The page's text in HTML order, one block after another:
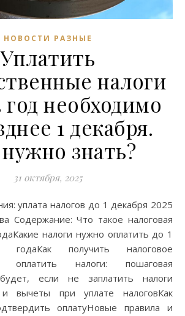
НОВОСТИ РАЗНЫЕ
Уплатить
налоги
год необходимо
1 декабря.
знать?
31 октября, 2025
Содержание: Что такое налоговая
налоги нужно оплатить до 1
получить налоговое
оплатить налоги: пошаговая
если не заплатить налоги
и вычеты при уплате налоговКак
оплатуНовые правила и